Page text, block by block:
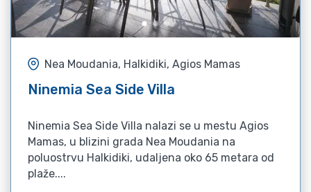
Nea Moudania, Halkidiki, Agios Mamas
Ninemia Sea Side Villa
Ninemia Sea Side Villa nalazi se u mestu Agios
Mamas, u blizini grada Nea Moudania na
poluostrvu Halkidiki, udaljena oko 65 metara od
plaže....